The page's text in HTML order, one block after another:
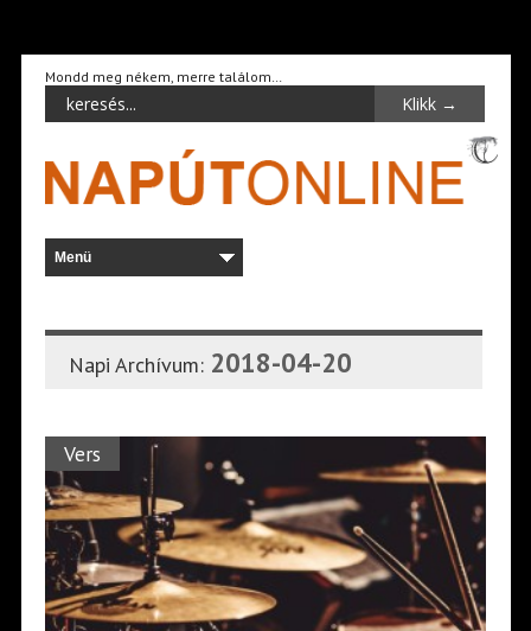
Mondd meg nékem, merre találom…
Napi Archívum: 2018-04-20
Vers